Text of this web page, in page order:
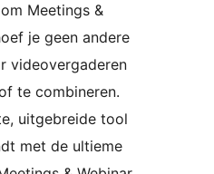
Meetings &
je geen andere
videovergaderen
te combineren.
uitgebreide tool
met de ultieme